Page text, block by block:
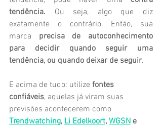
tendência. Ou seja, algo que diz
exatamente o contrário. Então, sua
marca precisa de autoconhecimento
para decidir quando seguir uma
tendência, ou quando deixar de seguir.
E acima de tudo: utilize fontes
confiáveis, aquelas já viram suas
previsões acontecerem como
Trendwatching, Li Edelkoort, WGSN e